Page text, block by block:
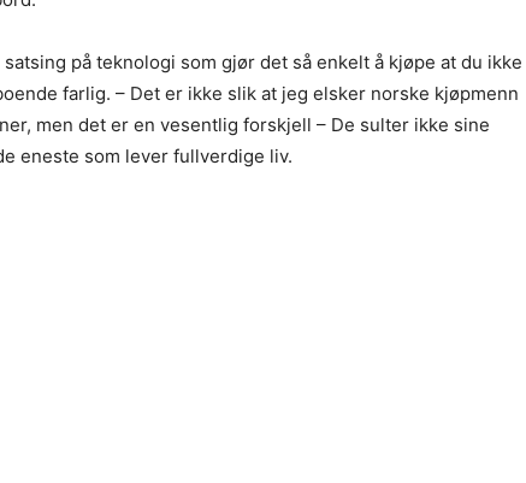
på teknologi som gjør det så enkelt å kjøpe at du ikke
farlig. – Det er ikke slik at jeg elsker norske kjøpmenn
men det er en vesentlig forskjell – De sulter ikke sine
eneste som lever fullverdige liv.